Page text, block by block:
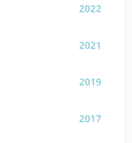
2022
2021
2019
2017